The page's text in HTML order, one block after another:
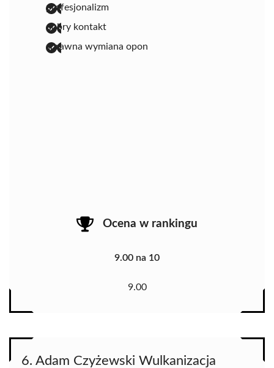
profesjonalizm
dobry kontakt
sprawna wymiana opon
Ocena w rankingu
9.00 na 10
9.00
6. Adam Czyżewski Wulkanizacja